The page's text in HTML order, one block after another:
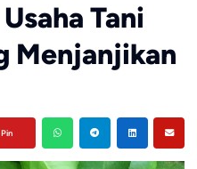
Tani
Menjanjikan
Pin